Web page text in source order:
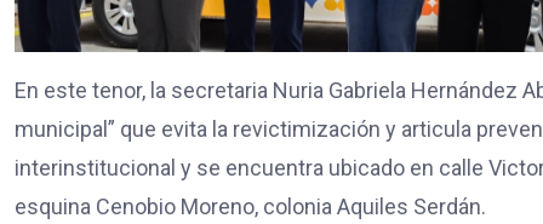
En este tenor, la secretaria Nuria Gabriela Hernández
municipal” que evita la revictimización y articula
interinstitucional y se encuentra ubicado en calle
esquina Cenobio Moreno, colonia Aquiles Serdán.